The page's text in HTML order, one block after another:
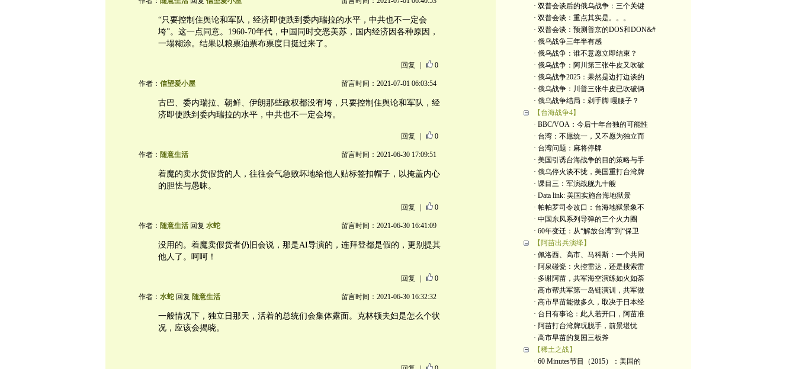
“只要控制住舆论和军队，经济即使跌到委内瑞拉的水平，中共也不一定会
垮”。这一点同意。1960-70年代，中国同时交恶美苏，国内经济因各种原因，
一塌糊涂。结果以粮票油票布票度日挺过来了。
回复 0
作者： 信望爱小屋 留言时间：2021-07-01 06:03:54
古巴、委内瑞拉、朝鲜、伊朗那些政权都没有垮，只要控制住舆论和军队，经
济即使跌到委内瑞拉的水平，中共也不一定会垮。
回复 0
作者： 随意生活 留言时间：2021-06-30 17:09:51
着魔的卖水货假货的人，往往会气急败坏地给他人贴标签扣帽子，以掩盖内心
的胆怯与愚昧。
回复 0
作者： 随意生活回复 水蛇 留言时间：2021-06-30 16:41:09
没用的。着魔卖假货者仍旧会说，那是AI导演的，连拜登都是假的，更别提其
他人了。呵呵！
回复 0
作者： 水蛇回复 随意生活 留言时间：2021-06-30 16:32:32
一般情况下，独立日那天，活着的总统们会集体露面。克林顿夫妇是怎么个状
况，应该会揭晓。
· 双普会谈后的俄乌战争：三个关键
· 双普会谈：重点其实是。。。
· 双普会谈：预测普京的DOS和DON&#
· 俄乌战争三年半有感
· 俄乌战争：谁不意愿立即结束？
· 俄乌战争：阿川第三张牛皮又吹破
· 俄乌战争2025：果然是边打边谈的
· 俄乌战争：川普三张牛皮已吹破俩
· 俄乌战争结局：剁手脚 嘎腰子？
【台海战争4】
· BBC/VOA：今后十年台独的可能性
· 台湾：不愿统一，又不愿为独立而
· 台湾问题：麻将停牌
· 美国引诱台海战争的目的策略与手
· 俄乌停火谈不拢，美国重打台湾牌
· 课目三：军演战舰九十艘
· Data link: 美国实施台海地狱景
· 帕帕罗司令改口：台海地狱景象不
· 中国东风系列导弹的三个火力圈
· 60年变迁：从“解放台湾”到“保卫
【阿苗出兵演绎】
· 佩洛西、高市、马科斯：一个共同
· 阿泉碰瓷：火控雷达，还是搜索雷
· 多谢阿苗，共军海空演练如火如荼
· 高市帮共军第一岛链演训，共军做
· 高市早苗能做多久，取决于日本经
· 台日有事论：此人若开口，阿苗准
· 阿苗打台湾牌玩脱手，前景堪忧
· 高市早苗的复国三板斧
【稀土之战】
· 60 Minutes节目（2015）：美国的